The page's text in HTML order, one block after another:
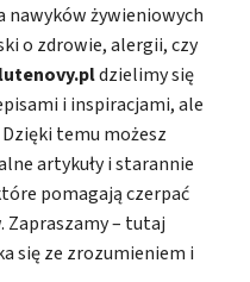
żywieniowych
o zdrowie, alergii, czy
dzielimy się
i inspiracjami, ale
temu możesz
artykuły i starannie
pomagają czerpać
Zapraszamy – tutaj
się ze zrozumieniem i